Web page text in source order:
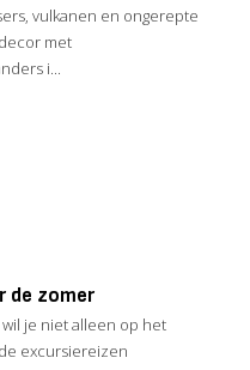
vulkanen en ongerepte
met
i...
de zomer
je niet alleen op het
excursiereizen